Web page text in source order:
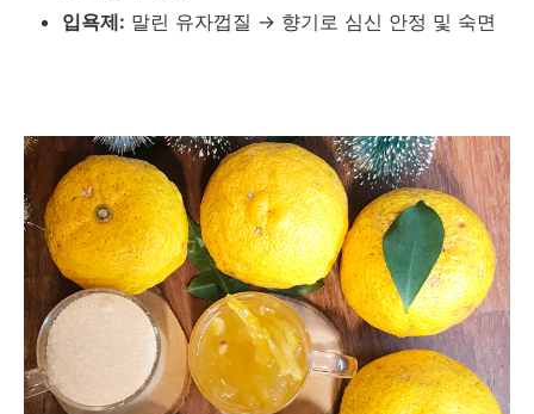
입욕제: 말린 유자껍질 → 향기로 심신 안정 및 숙면